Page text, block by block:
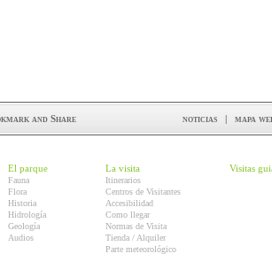
noticias | mapa
El parque
Fauna
Flora
Historia
Hidrología
Geología
Audios
La visita
Itinerarios
Centros de Visitantes
Accesibilidad
Como llegar
Normas de Visita
Tienda / Alquiler
Parte meteorológico
Visitas